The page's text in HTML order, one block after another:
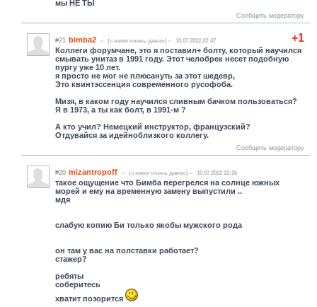
мы НЕ ТЫ
Сообщить модератору
+1
#21 bimba2 (c нами очень давно) 10.07.2022 22:47
Коллеги форумчане, это я поставил+ болту, который научился
смывать унитаз в 1991 году. Этот челобрек несет подобную
пургу уже 10 лет.
я просто не мог не плюсануть за этот шедевр,
Это квинтэссенция современного русофоба.
Мизя, в каком году научился сливным бачком пользоваться?
Я в 1973, а ты как болт, в 1991-м ?
А кто учил? Немецкий инструктор, французский?
Отдувайся за идейноблизкого коллегу.
Сообщить модератору
#20 mizantropoff (c нами очень давно) 10.07.2022 22:26
такое ощущение что Бимба перегрелся на солнце южных
морей и ему на временную замену выпустили ..
мдя
слабую копию Би только якобы мужского рода
он там у вас на полставки работает?
стажер?
ребяты
соберитесь
хватит позорится